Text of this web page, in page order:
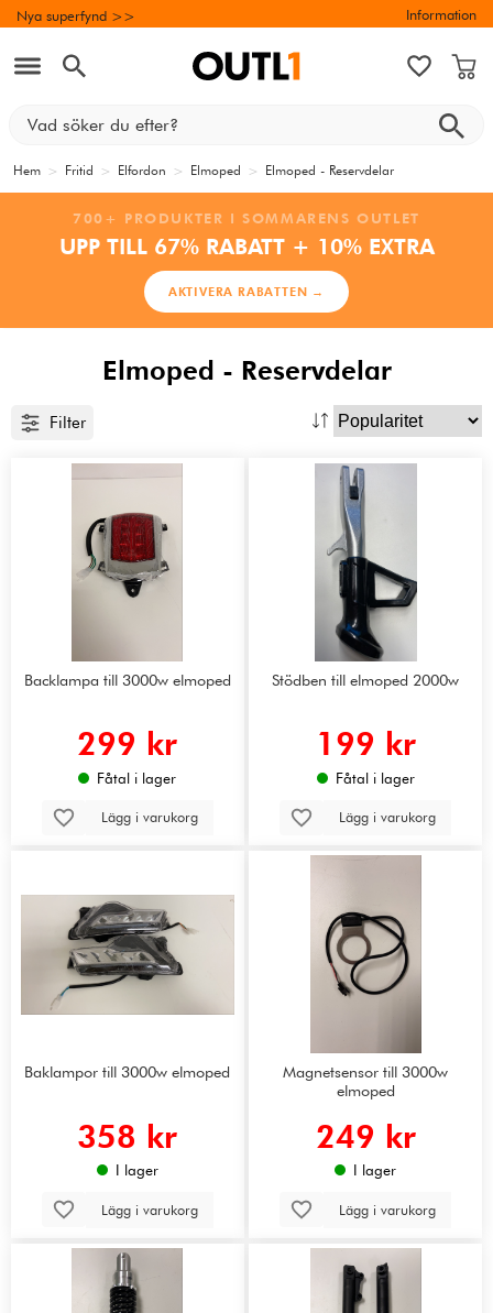
Nya superfynd >> Information
Hem > Fritid > Elfordon > Elmoped > Elmoped - Reservdelar
700+ PRODUKTER I SOMMARENS OUTLET
UPP TILL 67% RABATT + 10% EXTRA
AKTIVERA RABATTEN →
Elmoped - Reservdelar
Filter
Backlampa till 3000w elmoped
299 kr
Fåtal i lager
Lägg i varukorg
Stödben till elmoped 2000w
199 kr
Fåtal i lager
Lägg i varukorg
Baklampor till 3000w elmoped
358 kr
I lager
Lägg i varukorg
Magnetsensor till 3000w
elmoped
249 kr
I lager
Lägg i varukorg